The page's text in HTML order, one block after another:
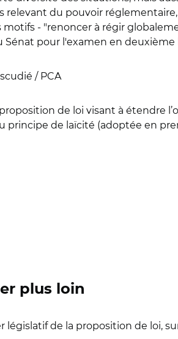
Courriel
relevant du pouvoir
motifs - "renoncer à régir
Sénat pour l'examen en deuxième
/ PCA
proposition de loi visant à étendre
principe de laïcité (adoptée en
plus loin
législatif de la proposition de loi,